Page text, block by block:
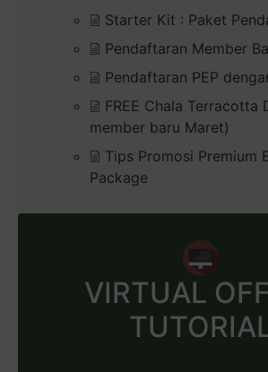
Starter Kit : Paket
Pendaftaran Member
Pendaftaran PEP
FREE Chala Terracotta
member baru Maret)
Tips Promosi Premium
Package
VIRTUAL